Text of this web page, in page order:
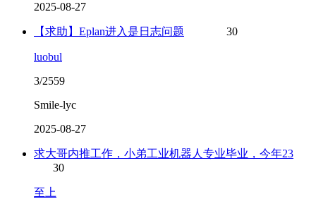
2025-08-27
【求助】Eplan进入是日志问题 30
luobul
3/2559
Smile-lyc
2025-08-27
求大哥内推工作，小弟工业机器人专业毕业，今年23
30
至上